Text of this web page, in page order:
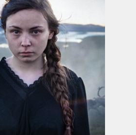
o maior localizador de filmes e
Através dele, você pode